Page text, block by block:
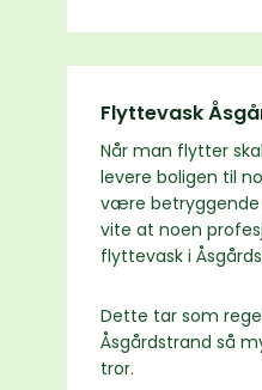
Flyttevask
Når man flytter
levere boligen til
være betryggende
vite at noen
flyttevask i
Dette tar som
Åsgårdstrand så
tror.